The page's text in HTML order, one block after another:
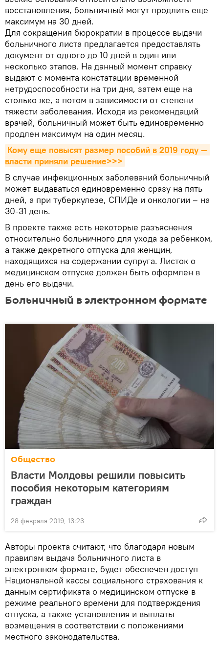
восстановления, больничный могут продлить еще
максимум на 30 дней.
Для сокращения бюрократии в процессе выдачи
больничного листа предлагается предоставлять
документ от одного до 10 дней в один или
несколько этапов. На данный момент справку
выдают с момента констатации временной
нетрудоспособности на три дня, затем еще на
столько же, а потом в зависимости от степени
тяжести заболевания. Исходя из рекомендаций
врачей, больничный может быть единовременно
продлен максимум на один месяц.
Кому еще повысят размер пособий в 2019 году —
власти приняли решение>>>
В случае инфекционных заболеваний больничный
может выдаваться единовременно сразу на пять
дней, а при туберкулезе, СПИДе и онкологии – на
30-31 день.
В проекте также есть некоторые разъяснения
относительно больничного для ухода за ребенком,
а также декретного отпуска для женщин,
находящихся на содержании супруга. Листок о
медицинском отпуске должен быть оформлен в
день его выдачи.
Больничный в электронном формате
Общество
Власти Молдовы решили повысить
пособия некоторым категориям
граждан
28 февраля 2019, 13:23
Авторы проекта считают, что благодаря новым
правилам выдача больничного листа в
электронном формате, будет обеспечен доступ
Национальной кассы социального страхования к
данным сертификата о медицинском отпуске в
режиме реального времени для подтверждения
отпуска, а также установления и выплаты
возмещения в соответствии с положениями
местного законодательства.